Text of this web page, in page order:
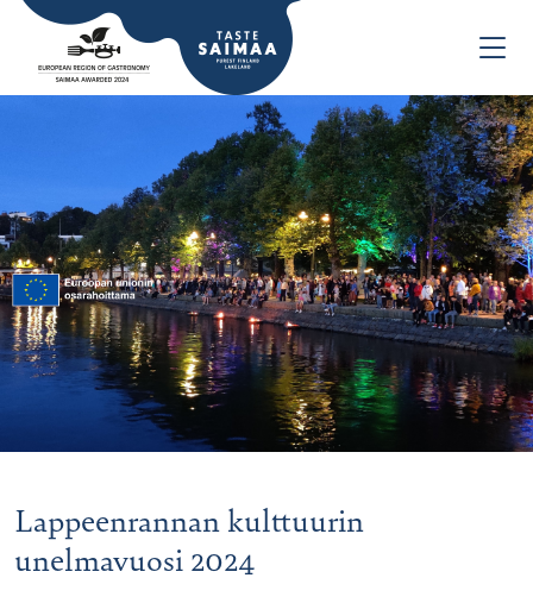
Lappeenrannan kulttuurin
unelmavuosi 2024